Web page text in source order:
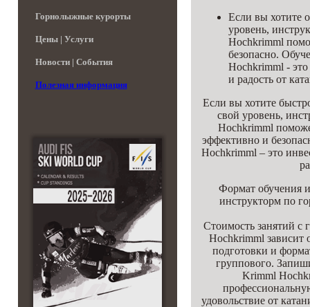
Горнолыжные курорты
Цены | Услуги
Новости | События
Полезная информация
Если вы хотите
уровень,
Hochkrimml
безопасно.
Hochkrimml - это
и радость от
Если вы хотите
свой уровень,
Hochkrimml
эффективно и
Hochkrimml – это
Формат обучения
инструкторм по
Стоимость занятий
Hochkrimml зависит
подготовки и
группового.
Krimml
удовольствие от